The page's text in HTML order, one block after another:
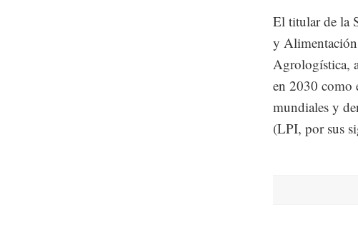
El titular de la
y Alimentación
Agrologística,
en 2030 como
mundiales y
(LPI, por sus